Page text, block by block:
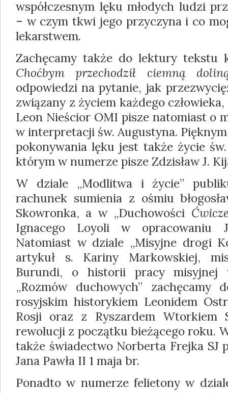
współczesnym lęku młodych ludzi
– w czym tkwi jego przyczyna i co
lekarstwem.
Zachęcamy także do lektury tekstu
Choćbym przechodził ciemną
odpowiedzi na pytanie, jak
związany z życiem każdego
Leon Nieścior OMI pisze natomiast o
w interpretacji św. Augustyna.
pokonywania lęku jest także życie
którym w numerze pisze Zdzisław J.
W dziale „Modlitwa i życie”
rachunek sumienia z ośmiu
Skowronka, a w „Duchowości
Ignacego Loyoli w opracowaniu
Natomiast w dziale „Misyjne drogi
artykuł s. Kariny Markowskiej,
Burundi, o historii pracy
„Rozmów duchowych”
rosyjskim historykiem Leonidem
Rosji oraz z Ryszardem Wtorkiem
rewolucji z początku bieżącego roku.
także świadectwo Norberta Frejka SJ
Jana Pawła II 1 maja br.
Ponadto w numerze felietony w